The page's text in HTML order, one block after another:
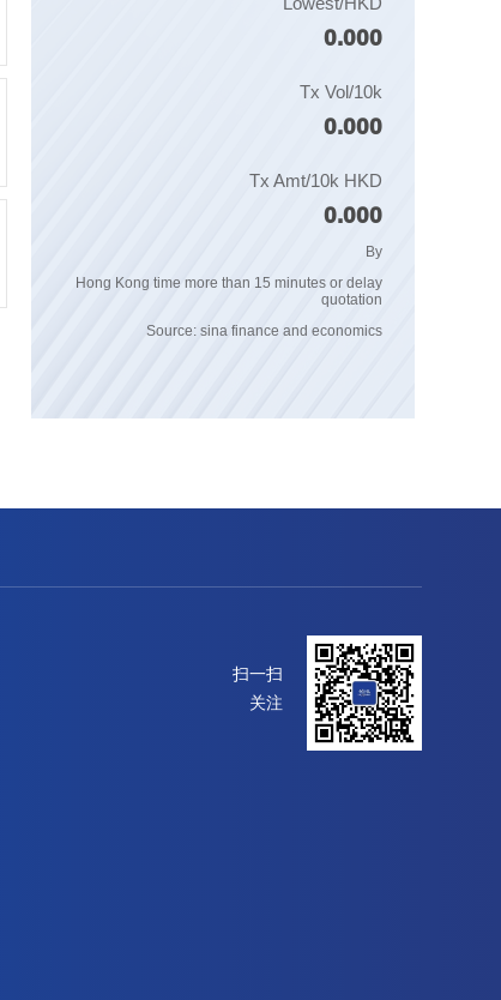
0.000
Tx Vol/10k
0.000
Tx Amt/10k HKD
0.000
By
Hong Kong time more than 15 minutes or delay
quotation
Source: sina finance and economics
扫一扫
关注